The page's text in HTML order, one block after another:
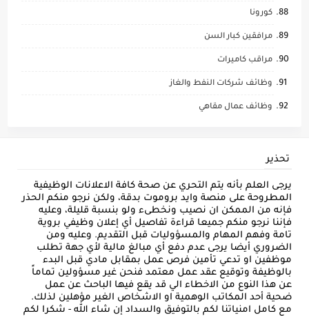
كورونا
مرافقين كبار السن
مراقب كاميرات
وظائف شركات النفط والغاز
وظائف عمال مقاهي
تحذير
يرجى العلم بأنه يتم التحري عن صحة كافة الاعلانات الوظيفية
المطروحة على منصة وايد بروموت بدقة، ولكن نرجو منكم الحذر
فإنه من الممكن ان نصيب ونخطىء ولو بنسبة قليلة، وعليه
فإننا نرجو منكم جميعا قراءة تفاصيل أي إعلان وظيفي بروية
تامة وفهم المهام والمسؤوليات قبل التقديم. وعليه ومن
الضروري أيضا يرجى عدم دفع أي مبالغ مالية لأي جهة تطلب
موظفين او تدعي تأمين فرص عمل بمقابل مادي قبل البدء
بالوظيفة وتوقيع عقد عمل معتمد فنحن غير مسؤولين تماماً
عن هذا النوع من الاخطاء الي قد يقع فيها الباحث عن عمل
ضحية أحد المكاتب الوهمية او الاشخاص الغير مؤهلين لذلك.
مع كامل امنياتنا لكم بالتوفيق والسداد إن شاء الله - شكرا لكم